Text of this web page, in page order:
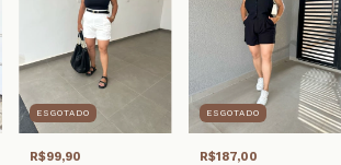
ESGOTADO
R$99,90
ESGOTADO
R$187,00